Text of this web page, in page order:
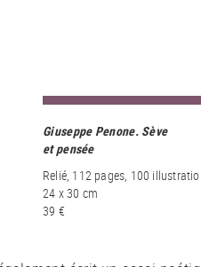
Giuseppe Penone. Sève
et pensée
Relié, 112 pages, 100
24 x 30 cm
39 €